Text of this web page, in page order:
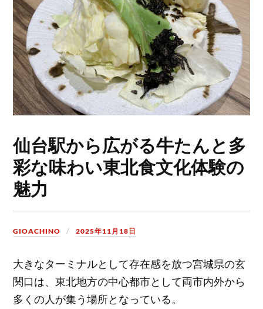
仙台駅から広がる牛たんと多
彩な味わい東北食文化体験の
魅力
GIOACHINO 2025年11月18日
大きなターミナルとして存在感を放つ宮城県の玄
関口は、東北地方の中心都市として両市内外から
多くの人が集う場所となっている。